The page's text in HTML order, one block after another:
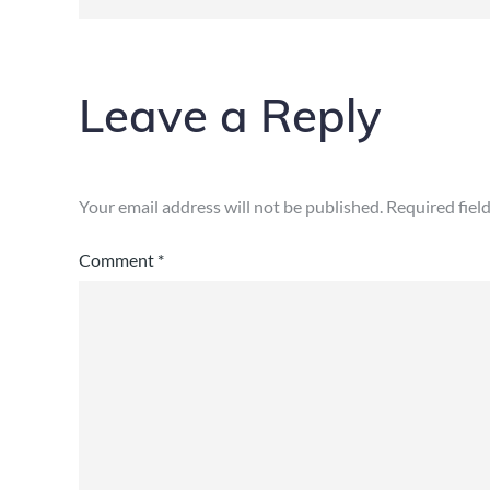
Leave a Reply
Your email address will not be published. Required
Comment *